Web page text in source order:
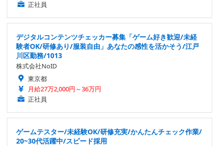
正社員
デジタルコンテンツチェッカー募集「ゲーム好き歓迎/未経
験者OK/研修あり/服装自由」あなたの感性を活かそう/江戸
川区勤務/1013
株式会社NoID
東京都
月給27万2,000円～36万円
正社員
ゲームテスター/未経験OK/研修充実/かんたんチェック作業/
20~30代活躍中/スピード採用